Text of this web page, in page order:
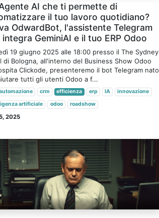
AI che ti permette di
il tuo lavoro quotidiano?
OdwardBot, l'assistente Telegram
GeminiAI e il tuo ERP Odoo
19 giugno 2025 alle 18:00 presso il The Sydney
di Bologna, all'interno del Business Show Odoo
Clickode, presenteremo il bot Telegram nato
tutti gli utenti Odoo a f...
crm efficienza erp IA
innovazione
artificiale
odoo roadshow
2025